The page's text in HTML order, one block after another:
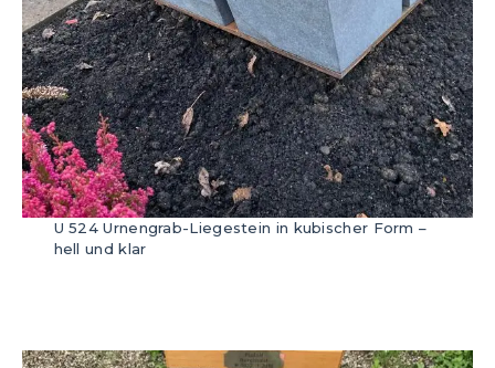
U 524 Urnengrab-Liegestein in kubischer Form –
hell und klar